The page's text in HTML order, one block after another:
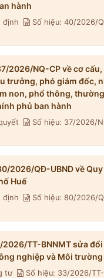
hành
định Số hiệu: 40/2026/
2026/NQ-CP về cơ
trưởng, phó giám đốc,
non, phổ thông,
phủ ban hành
Số hiệu: 37/2026/
2026/QĐ-UBND về
Huế
định Số hiệu: 80/2026/
TT-BNNMT sửa
nghiệp và Môi trường
tư Số hiệu: 33/2026/